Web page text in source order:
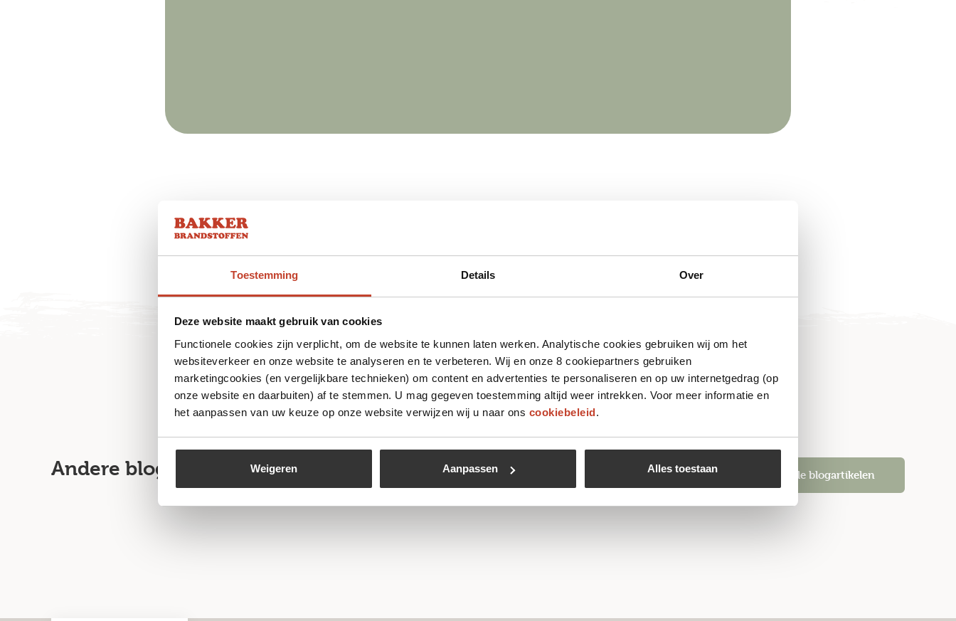
Toestemming Details Over
Deze website maakt gebruik van cookies
Functionele cookies zijn verplicht, om de website te kunnen laten werken. Analytische cookies gebruiken wij om het
websiteverkeer en onze website te analyseren en te verbeteren. Wij en onze 8 cookiepartners gebruiken
marketingcookies (en vergelijkbare technieken) om content en advertenties te personaliseren en op uw internetgedrag (op
onze website en daarbuiten) af te stemmen. U mag gegeven toestemming altijd weer intrekken. Voor meer informatie en
het aanpassen van uw keuze op onze website verwijzen wij u naar ons cookiebeleid.
Weigeren Aanpassen Alles toestaan
Andere blogartikelen Alle blogartikelen